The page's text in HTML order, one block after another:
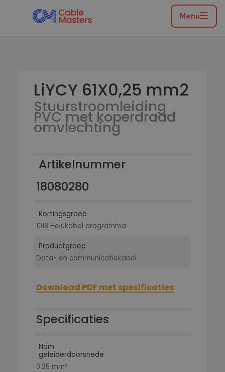
Menu
Home/ Catalogus
Stuurstroomleiding PVC met koperdraad omvlechting
LiYCY 61X0,25 mm2
LiYCY 61X0,25 mm2
Stuurstroomleiding
PVC met koperdraad
omvlechting
Artikelnummer
18080280
Kortingsgroep
1018 Helukabel programma
Productgroep
Data- en communicatiekabel
Download PDF met specificaties
Specificaties
Nom.
geleiderdoorsnede
0.25 mm²